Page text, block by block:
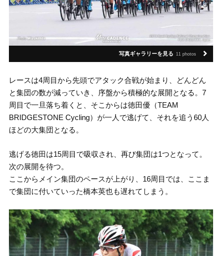
写真ギャラリーを見る 11 photos
レースは4周目から先頭でアタック合戦が始まり、どんどん
と集団の数が減っていき、序盤から積極的な展開となる。7
周目で一旦落ち着くと、そこからは徳田優（TEAM
BRIDGESTONE Cycling）が一人で逃げて、それを追う60人
ほどの大集団となる。
逃げる徳田は15周目で吸収され、再び集団は1つとなって。
次の展開を待つ。
ここからメイン集団のペースが上がり、16周目では、ここま
で集団に付いていった橋本英也も遅れてしまう。